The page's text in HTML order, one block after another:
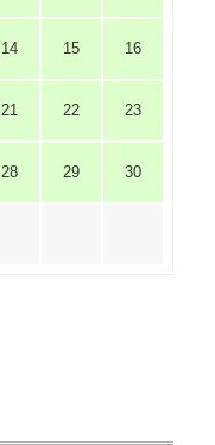
14 15 16
21 22 23
28 29 30